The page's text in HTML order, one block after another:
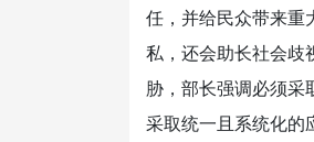
任，并给民众带来重
私，还会助长社会歧
胁，部长强调必须
采取统一且系统化